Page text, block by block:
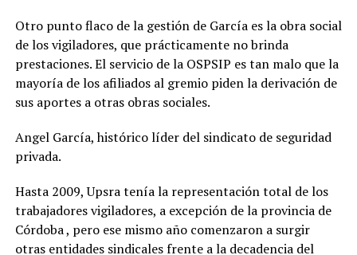
Otro punto flaco de la gestión de García es la obra social
de los vigiladores, que prácticamente no brinda
prestaciones. El servicio de la OSPSIP es tan malo que la
mayoría de los afiliados al gremio piden la derivación de
sus aportes a otras obras sociales.
Angel García, histórico líder del sindicato de seguridad
privada.
Hasta 2009, Upsra tenía la representación total de los
trabajadores vigiladores, a excepción de la provincia de
Córdoba , pero ese mismo año comenzaron a surgir
otras entidades sindicales frente a la decadencia del